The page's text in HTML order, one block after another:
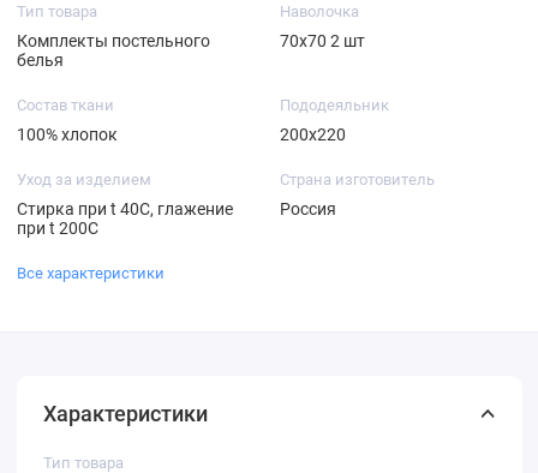
Тип товара
Комплекты постельного
белья
Наволочка
70х70 2 шт
Состав ткани
100% хлопок
Пододеяльник
200х220
Уход за изделием
Стирка при t 40С, глажение
при t 200С
Страна изготовитель
Россия
Все характеристики
Характеристики
Тип товара